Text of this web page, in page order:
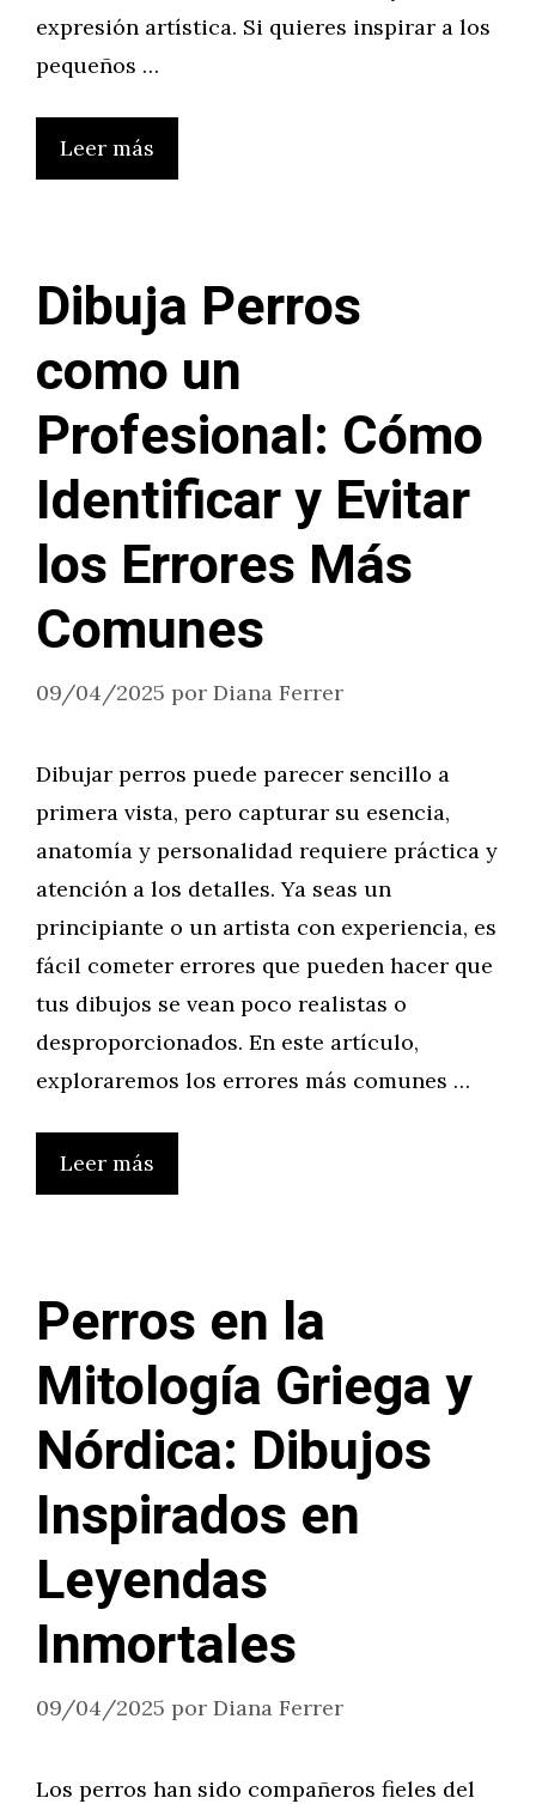
expresión artística. Si quieres inspirar a los
pequeños …
Leer más
Dibuja Perros
como un
Profesional: Cómo
Identificar y Evitar
los Errores Más
Comunes
09/04/2025 por Diana Ferrer
Dibujar perros puede parecer sencillo a
primera vista, pero capturar su esencia,
anatomía y personalidad requiere práctica y
atención a los detalles. Ya seas un
principiante o un artista con experiencia, es
fácil cometer errores que pueden hacer que
tus dibujos se vean poco realistas o
desproporcionados. En este artículo,
exploraremos los errores más comunes …
Leer más
Perros en la
Mitología Griega y
Nórdica: Dibujos
Inspirados en
Leyendas
Inmortales
09/04/2025 por Diana Ferrer
Los perros han sido compañeros fieles del